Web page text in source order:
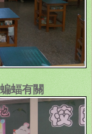
蝠有關